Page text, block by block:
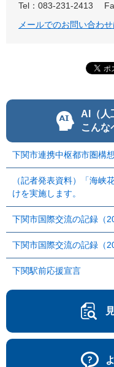
Tel：083-231-2413
メールでのお問い合わ
AI（人
こんな
下関市連携中枢都市圏構
（記者発表資料）「海峡
けを実施します。
下関市国際交流の記録（
下関市国際交流の記録（
下関駅前応援宣言